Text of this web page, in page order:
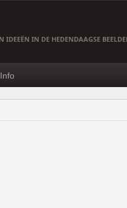
IDEEËN IN DE HEDENDAAGSE
Info